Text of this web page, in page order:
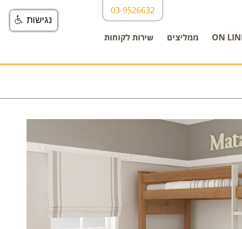
ממליצים
שירות לקוחות
03-9526632
נגישות